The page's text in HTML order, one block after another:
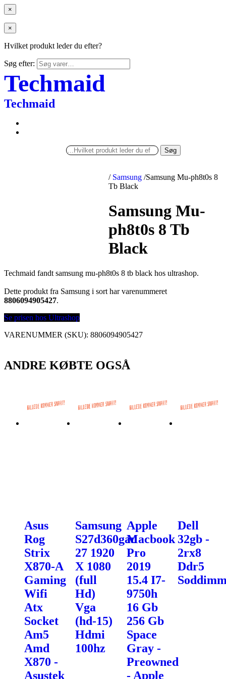
×
×
Hvilket produkt leder du efter?
Søg efter:
Techmaid
Techmaid
Søg
/ Samsung /Samsung Mu-ph8t0s 8
Tb Black
Samsung Mu-
ph8t0s 8 Tb
Black
Techmaid fandt samsung mu-ph8t0s 8 tb black hos ultrashop.
Dette produkt fra Samsung i sort har varenummeret
8806094905427.
Se prisen hos Ultrashop
VARENUMMER (SKU): 8806094905427
ANDRE KØBTE OGSÅ
Asus
Rog
Strix
X870-A
Gaming
Wifi
Atx
Socket
Am5
Amd
X870 -
Asustek
Samsung
S27d360gau
27 1920
X 1080
(full
Hd)
Vga
(hd-15)
Hdmi
100hz
Apple
Macbook
Pro
2019
15.4 I7-
9750h
16 Gb
256 Gb
Space
Gray -
Preowned
- Apple
Dell
32gb -
2rx8
Ddr5